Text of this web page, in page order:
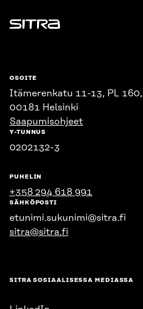
Sitra
OSOITE
Itämerenkatu 11-13, PL 160,
00181 Helsinki
Saapumisohjeet
Y-TUNNUS
0202132-3
PUHELIN
+358 294 618 991
SÄHKÖPOSTI
etunimi.sukunimi@sitra.fi
sitra@sitra.fi
SITRA SOSIAALISESSA MEDIASSA